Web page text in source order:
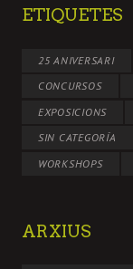
ETIQUETES
25 ANIVERSARI
CONCURSOS
EXPOSICIONS
SIN CATEGORÍA
WORKSHOPS
ARXIUS